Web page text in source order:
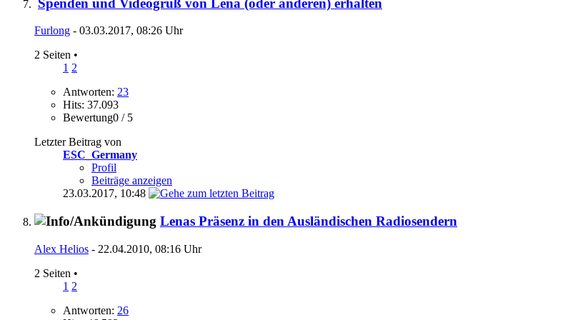
Furlong - 03.03.2017, 08:26 Uhr
2 Seiten •
1 2
Antworten: 23
Hits: 37.093
Bewertung0 / 5
Letzter Beitrag von
ESC_Germany
Profil
Beiträge anzeigen
23.03.2017, 10:48
Lenas Präsenz in den Ausländischen Radiosendern
Alex Helios - 22.04.2010, 08:16 Uhr
2 Seiten •
1 2
Antworten: 26